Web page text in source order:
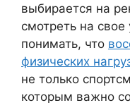
выбирается на
смотреть на
понимать, что
физических
не только
которым важно